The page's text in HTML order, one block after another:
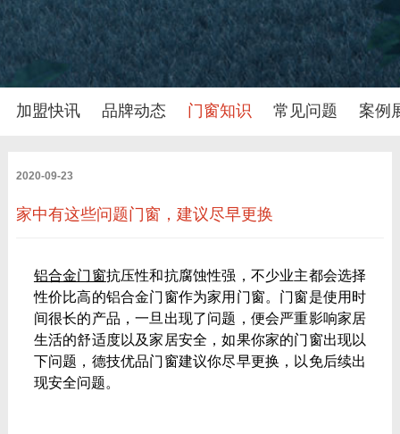
加盟快讯 品牌动态 门窗知识 常见问题 案例
2020-09-23
家中有这些问题门窗，建议尽早更换
铝合金门窗抗压性和抗腐蚀性强，不少业主都会选择
性价比高的铝合金门窗作为家用门窗。门窗是使用时
间很长的产品，一旦出现了问题，便会严重影响家居
生活的舒适度以及家居安全，如果你家的门窗出现以
下问题，德技优品门窗建议你尽早更换，以免后续出
现安全问题。